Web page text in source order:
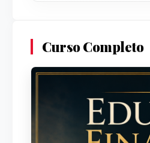
Curso Completo